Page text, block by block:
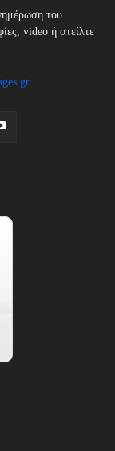
του
video ή στείλτε